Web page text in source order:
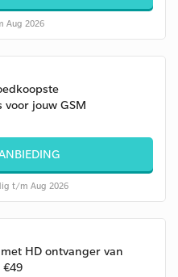
Aug 2026
jouw GSM
t/m Aug 2026
HD ontvanger van